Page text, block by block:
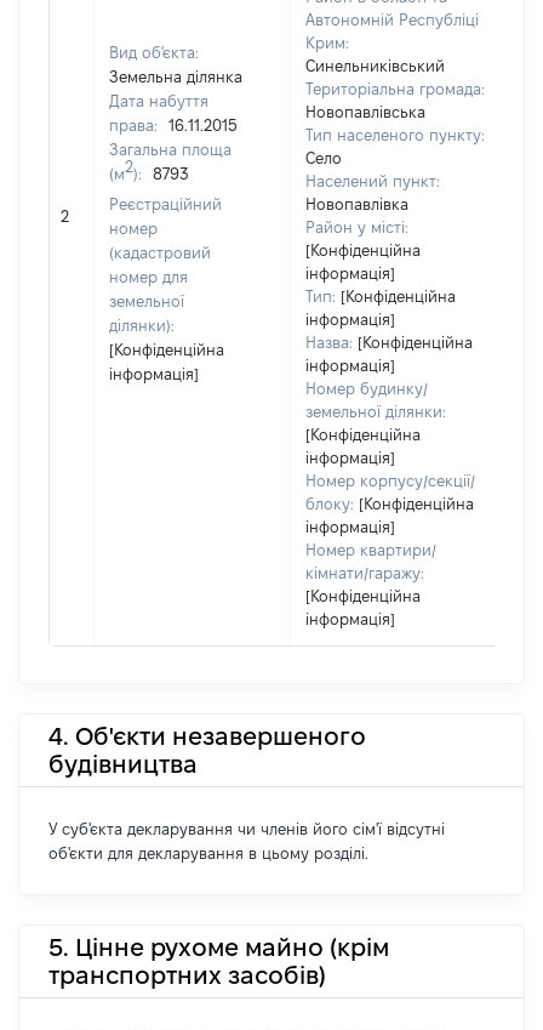
2
Вид об'єкта:
Земельна ділянка
Дата набуття
права:
16.11.2015
Загальна площа
(м2):
8793
Реєстраційний
номер
(кадастровий
номер для
земельної
ділянки):
[Конфіденційна
інформація]
Автономній Республіці
Крим:
Синельниківський
Територіальна громада:
Новопавлівська
Тип населеного пункту:
Село
Населений пункт:
Новопавлівка
Район у місті:
[Конфіденційна
інформація]
Тип: [Конфіденційна
інформація]
Назва: [Конфіденційна
інформація]
Номер будинку/
земельної ділянки:
[Конфіденційна
інформація]
Номер корпусу/секції/
блоку: [Конфіденційна
інформація]
Номер квартири/
кімнати/гаражу:
[Конфіденційна
інформація]
4. Об'єкти незавершеного
будівництва
У суб'єкта декларування чи членів його сім'ї відсутні
об'єкти для декларування в цьому розділі.
5. Цінне рухоме майно (крім
транспортних засобів)